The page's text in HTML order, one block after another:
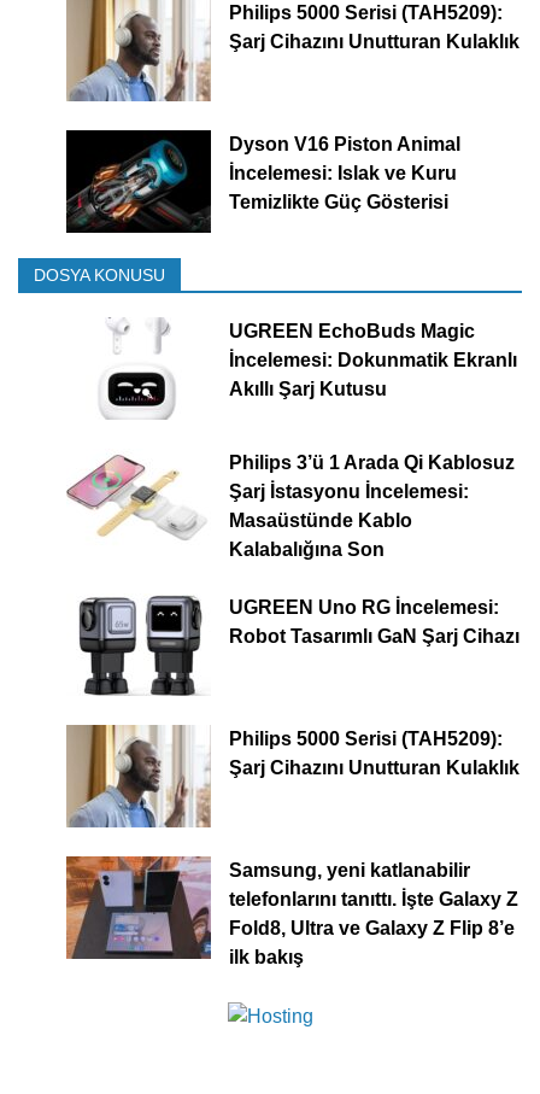
Philips 5000 Serisi (TAH5209):
Şarj Cihazını Unutturan Kulaklık
Dyson V16 Piston Animal
İncelemesi: Islak ve Kuru
Temizlikte Güç Gösterisi
DOSYA KONUSU
UGREEN EchoBuds Magic
İncelemesi: Dokunmatik Ekranlı
Akıllı Şarj Kutusu
Philips 3’ü 1 Arada Qi Kablosuz
Şarj İstasyonu İncelemesi:
Masaüstünde Kablo
Kalabalığına Son
UGREEN Uno RG İncelemesi:
Robot Tasarımlı GaN Şarj Cihazı
Philips 5000 Serisi (TAH5209):
Şarj Cihazını Unutturan Kulaklık
Samsung, yeni katlanabilir
telefonlarını tanıttı. İşte Galaxy Z
Fold8, Ultra ve Galaxy Z Flip 8’e
ilk bakış